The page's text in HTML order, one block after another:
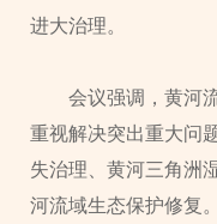
进大治理。
会议强调，黄河流
重视解决突出重大问
失治理、黄河三角洲
河流域生态保护修复